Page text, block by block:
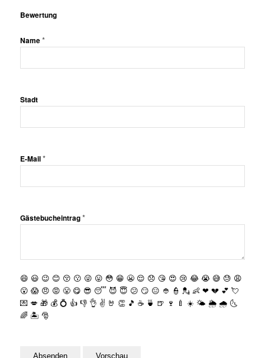
Bewertung
Name*
Stadt
E-Mail*
Gästebucheintrag*
😄 😃 😉 😊 😚 😗 😜 😛 😳 😁 😬 😌 😞 😘 😍 😢 😂 😭 😅 😓 😩
😮 😱 😠 😡 😤 😋 😎 😴 😈 😇 😕 😏 😑 👲 👮 💂 👶 ❤ 💔 💕 💘
💌 💋 🎁 💰 💍 👍 👎 👌 ✌️ 🤘 👏 🎵 ☕️ 🍵 🍺 🍷 🍼 ☀️ 🌤 🌦 🌧 🌜
🌈 🏝 🎅